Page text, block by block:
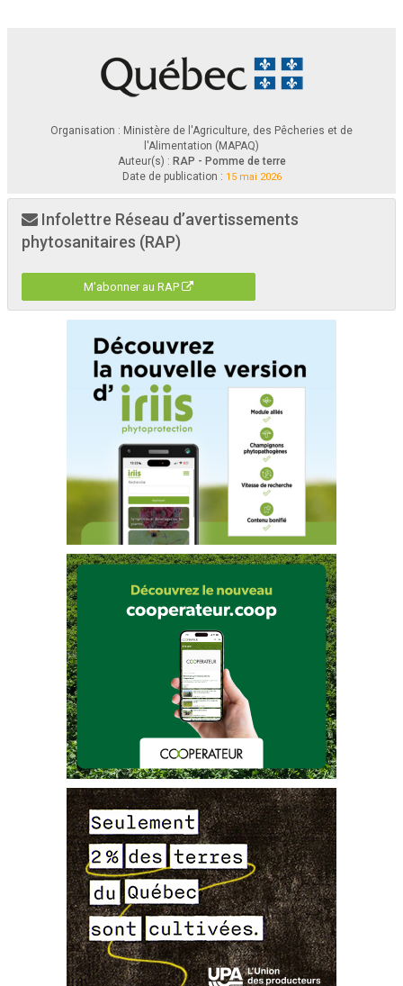
Organisation : Ministère de l'Agriculture, des Pêcheries et de
l'Alimentation (MAPAQ)
Auteur(s) : RAP - Pomme de terre
Date de publication : 15 mai 2026
Infolettre Réseau d’avertissements
phytosanitaires (RAP)
M'abonner au RAP